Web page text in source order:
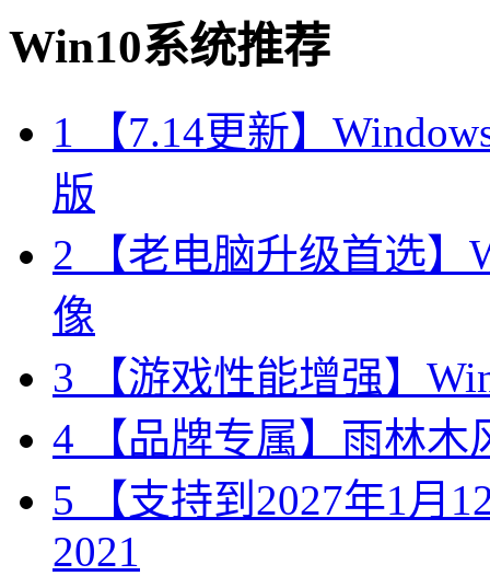
Win10系统推荐
1
【7.14更新】
版
2 【老电脑升级首选】
像
3 【游戏性能增强】
4 【品牌专属】雨林木
5 【支持到2027年1月
2021